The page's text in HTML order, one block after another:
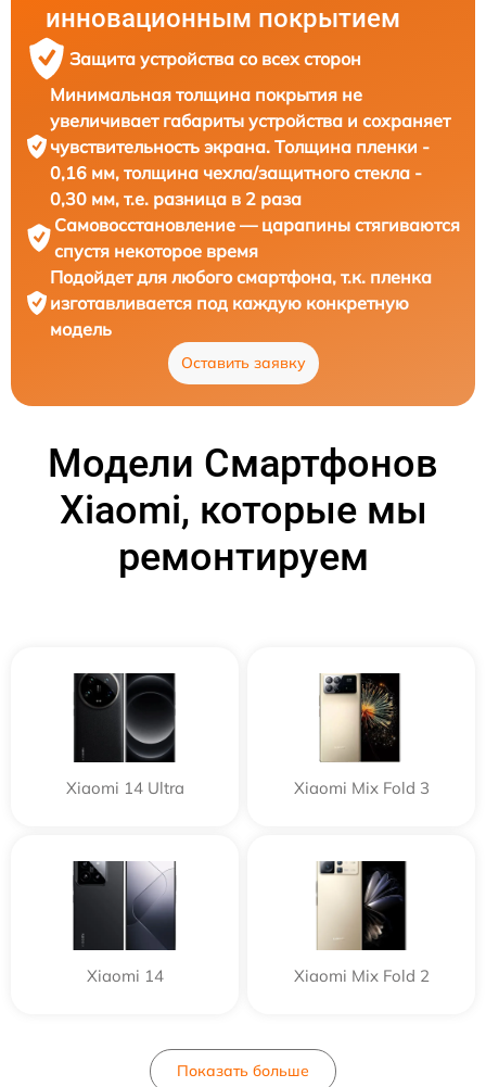
инновационным покрытием
Защита устройства со всех сторон
Минимальная толщина покрытия не
увеличивает габариты устройства и сохраняет
чувствительность экрана. Толщина пленки -
0,16 мм, толщина чехла/защитного стекла -
0,30 мм, т.е. разница в 2 раза
Самовосстановление — царапины стягиваются
спустя некоторое время
Подойдет для любого смартфона, т.к. пленка
изготавливается под каждую конкретную
модель
Оставить заявку
Модели Смартфонов
Xiaomi, которые мы
ремонтируем
Xiaomi 14 Ultra Xiaomi Mix Fold 3
Xiaomi 14 Xiaomi Mix Fold 2
Показать больше